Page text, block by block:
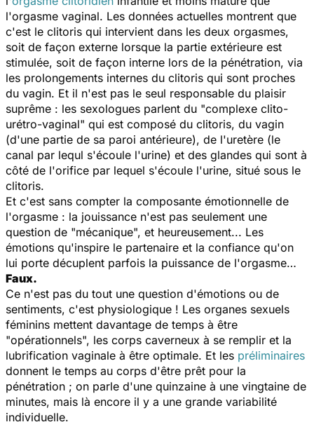
l'orgasme vaginal. Les données actuelles montrent que
c'est le clitoris qui intervient dans les deux orgasmes,
soit de façon externe lorsque la partie extérieure est
stimulée, soit de façon interne lors de la pénétration, via
les prolongements internes du clitoris qui sont proches
du vagin. Et il n'est pas le seul responsable du plaisir
suprême : les sexologues parlent du "complexe clito-
urétro-vaginal" qui est composé du clitoris, du vagin
(d'une partie de sa paroi antérieure), de l'uretère (le
canal par lequl s'écoule l'urine) et des glandes qui sont à
côté de l'orifice par lequel s'écoule l'urine, situé sous le
clitoris.
Et c'est sans compter la composante émotionnelle de
l'orgasme : la jouissance n'est pas seulement une
question de "mécanique", et heureusement... Les
émotions qu'inspire le partenaire et la confiance qu'on
lui porte décuplent parfois la puissance de l'orgasme…
Faux.
Ce n'est pas du tout une question d'émotions ou de
sentiments, c'est physiologique ! Les organes sexuels
féminins mettent davantage de temps à être
"opérationnels", les corps caverneux à se remplir et la
lubrification vaginale à être optimale. Et les préliminaires
donnent le temps au corps d'être prêt pour la
pénétration ; on parle d'une quinzaine à une vingtaine de
minutes, mais là encore il y a une grande variabilité
individuelle.